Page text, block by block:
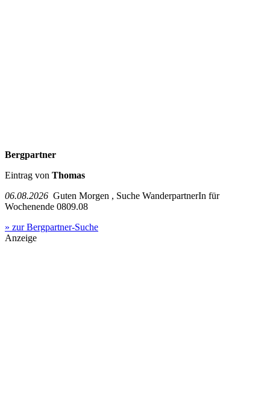
Bergpartner
Eintrag von Thomas
06.08.2026 Guten Morgen , Suche WanderpartnerIn für
Wochenende 0809.08
» zur Bergpartner-Suche
Anzeige